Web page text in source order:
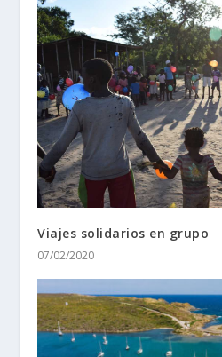
Viajes solidarios en grupo
07/02/2020